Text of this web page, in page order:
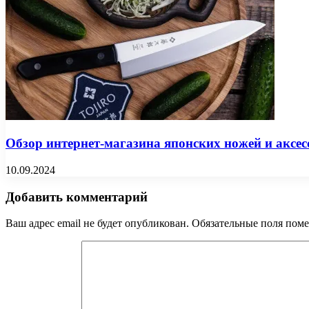
Обзор интернет-магазина японских ножей и
10.09.2024
Добавить комментарий
Ваш адрес email не будет опубликован. Обязательные поля